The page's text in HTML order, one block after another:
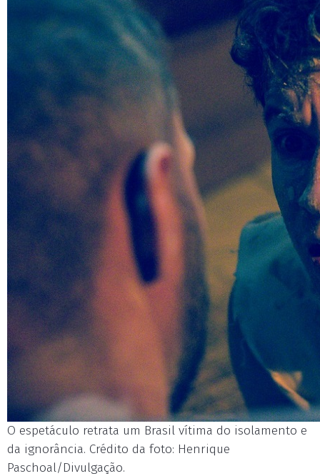
O espetáculo retrata um Brasil vítima do isolamento e
da ignorância. Crédito da foto: Henrique
Paschoal/Divulgação.